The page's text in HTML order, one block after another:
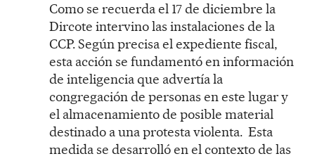
Como se recuerda el 17 de diciembre la
Dircote intervino las instalaciones de la
CCP. Según precisa el expediente fiscal,
esta acción se fundamentó en información
de inteligencia que advertía la
congregación de personas en este lugar y
el almacenamiento de posible material
destinado a una protesta violenta. Esta
medida se desarrolló en el contexto de las